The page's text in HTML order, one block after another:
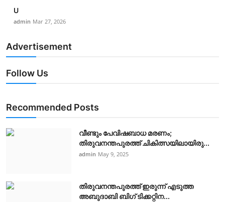
U
admin Mar 27, 2026
Advertisement
Follow Us
Recommended Posts
വീണ്ടും പേവിഷബാധ മരണം;
തിരുവനന്തപുരത്ത് ചികിത്സയിലായിരു...
admin May 9, 2025
തിരുവനന്തപുരത്ത് ഇരുന്ന് എടുത്ത
അബുദാബി ബിഗ് ടിക്കറ്റിന...